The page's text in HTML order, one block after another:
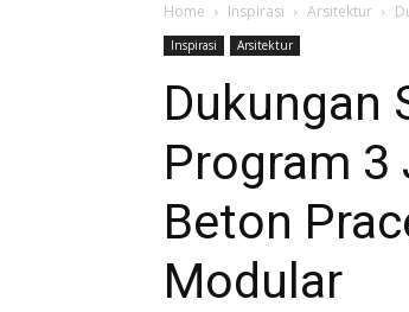
Home Inspirasi Arsitektur
Inspirasi Arsitektur
Dukungan
Program 3
Beton
Modular